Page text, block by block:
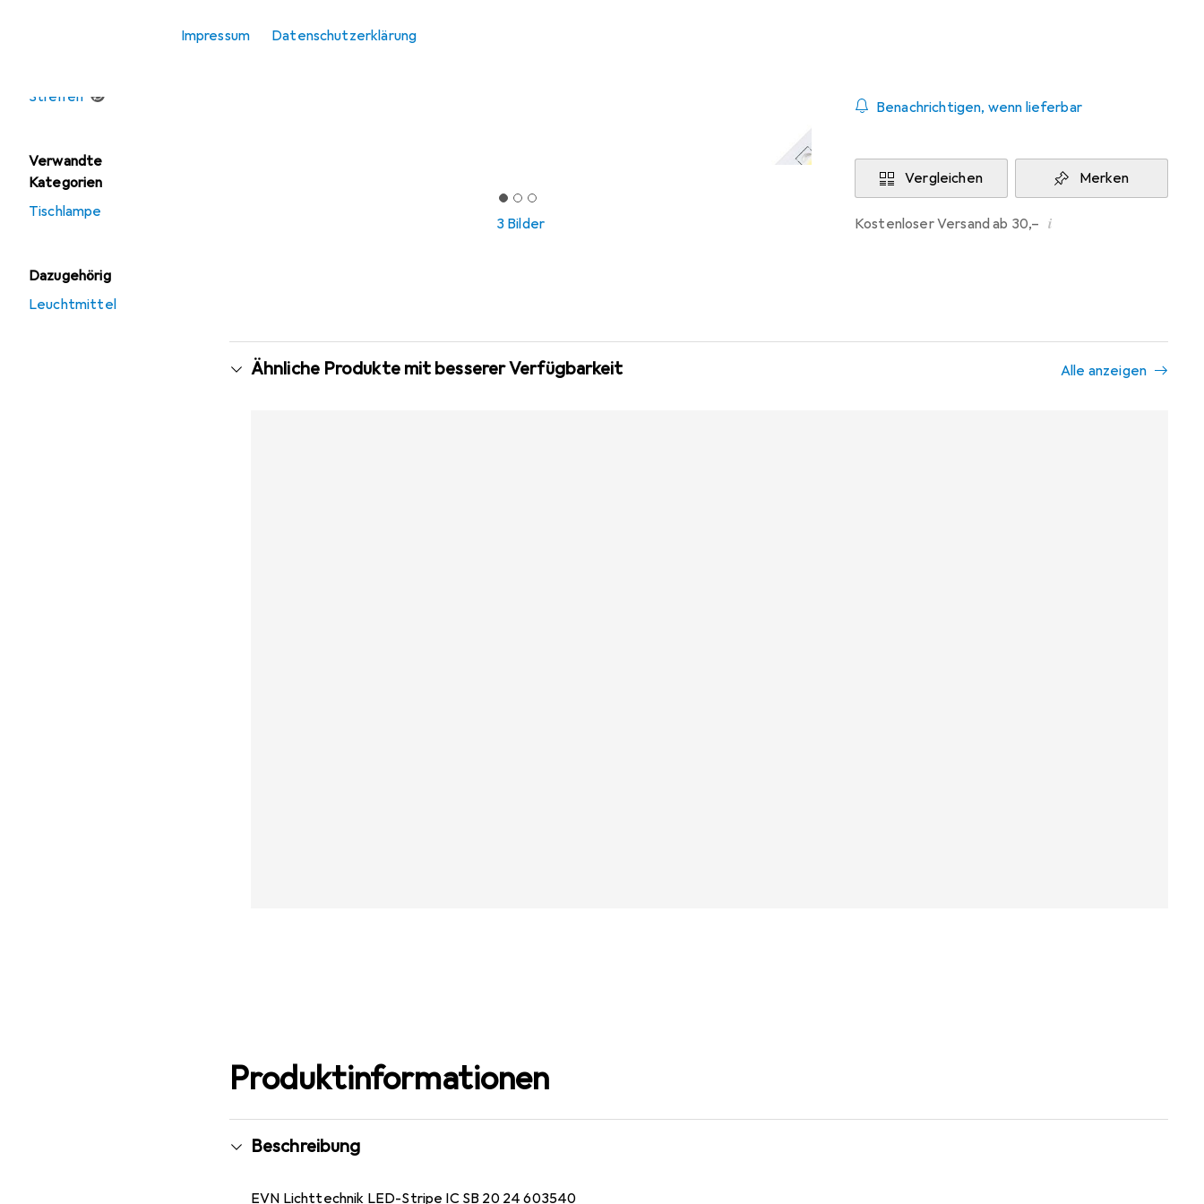
Impressum Datenschutzerklärung
Streifen
Verwandte
Kategorien
Tischlampe
Dazugehörig
Leuchtmittel
3 Bilder
Benachrichtigen, wenn lieferbar
Vergleichen Merken
Kostenloser Versand ab 30,– i
Ähnliche Produkte mit besserer Verfügbarkeit Alle anzeigen
Produktinformationen
Beschreibung
EVN Lichttechnik LED-Stripe IC SB 20 24 603540